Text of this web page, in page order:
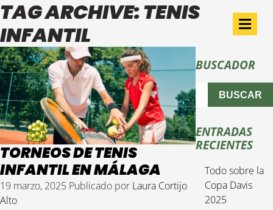
TAG ARCHIVE: TENIS
INFANTIL
TORNEOS DE TENIS
INFANTIL EN MÁLAGA
19 marzo, 2025 Publicado por Laura Cortijo
Alto
BUSCADOR
BUSCAR
ENTRADAS
RECIENTES
Todo sobre la
Copa Davis
2025